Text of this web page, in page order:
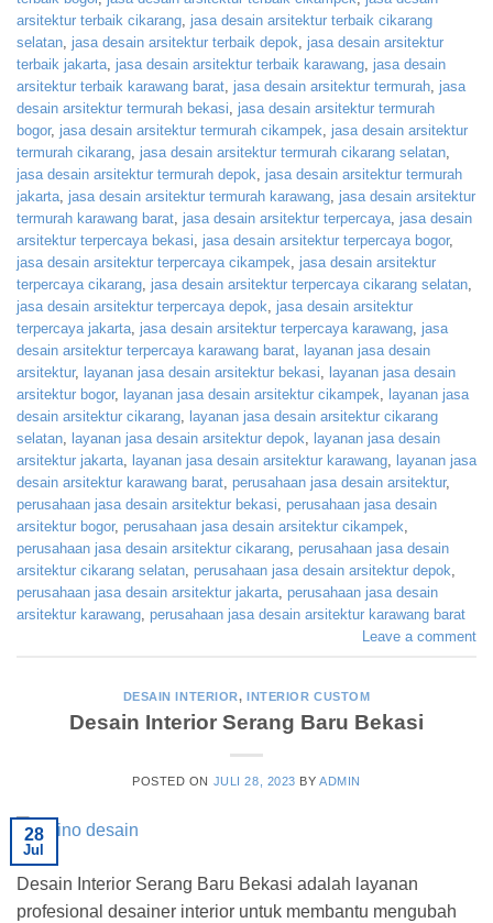
arsitektur terbaik cikarang jasa desain arsitektur terbaik cikarang
selatan jasa desain arsitektur terbaik depok
jasa desain arsitektur
terbaik jakarta jasa desain arsitektur terbaik karawang jasa desain
arsitektur terbaik karawang barat jasa desain arsitektur termurah jasa
desain arsitektur termurah bekasi
jasa desain arsitektur termurah
bogor, jasa desain arsitektur termurah cikampek
jasa desain arsitektur
termurah cikarang jasa desain arsitektur termurah cikarang selatan
jasa desain arsitektur termurah depok
jasa desain arsitektur termurah
jakarta jasa desain arsitektur termurah karawang jasa desain arsitektur
termurah karawang barat jasa desain arsitektur terpercaya jasa desain
arsitektur terpercaya bekasi
jasa desain arsitektur terpercaya bogor,
jasa desain arsitektur terpercaya cikampek
jasa desain arsitektur
terpercaya cikarang jasa desain arsitektur terpercaya cikarang selatan
jasa desain arsitektur terpercaya depok
jasa desain arsitektur
terpercaya jakarta jasa desain arsitektur terpercaya karawang jasa
desain arsitektur terpercaya karawang barat layanan jasa desain
arsitektur, layanan jasa desain arsitektur bekasi
layanan jasa desain
arsitektur bogor, layanan jasa desain arsitektur cikampek
layanan jasa
desain arsitektur cikarang layanan jasa desain arsitektur cikarang
selatan layanan jasa desain arsitektur depok
layanan jasa desain
arsitektur jakarta layanan jasa desain arsitektur karawang layanan jasa
desain arsitektur karawang barat perusahaan jasa desain arsitektur,
perusahaan jasa desain arsitektur bekasi perusahaan jasa desain
arsitektur bogor, perusahaan jasa desain arsitektur cikampek
perusahaan jasa desain arsitektur cikarang perusahaan jasa desain
arsitektur cikarang selatan perusahaan jasa desain arsitektur depok
perusahaan jasa desain arsitektur jakarta perusahaan jasa desain
arsitektur karawang perusahaan jasa desain arsitektur karawang barat
Leave a comment
DESAIN INTERIOR, INTERIOR CUSTOM
Desain Interior Serang Baru Bekasi
POSTED ON JULI 28, 2023 BYADMIN
28
Jul
Desain Interior Serang Baru Bekasi adalah layanan
profesional desainer interior untuk membantu mengubah